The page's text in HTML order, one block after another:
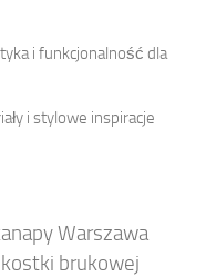
i funkcjonalność dla
i stylowe inspiracje
Warszawa
brukowej